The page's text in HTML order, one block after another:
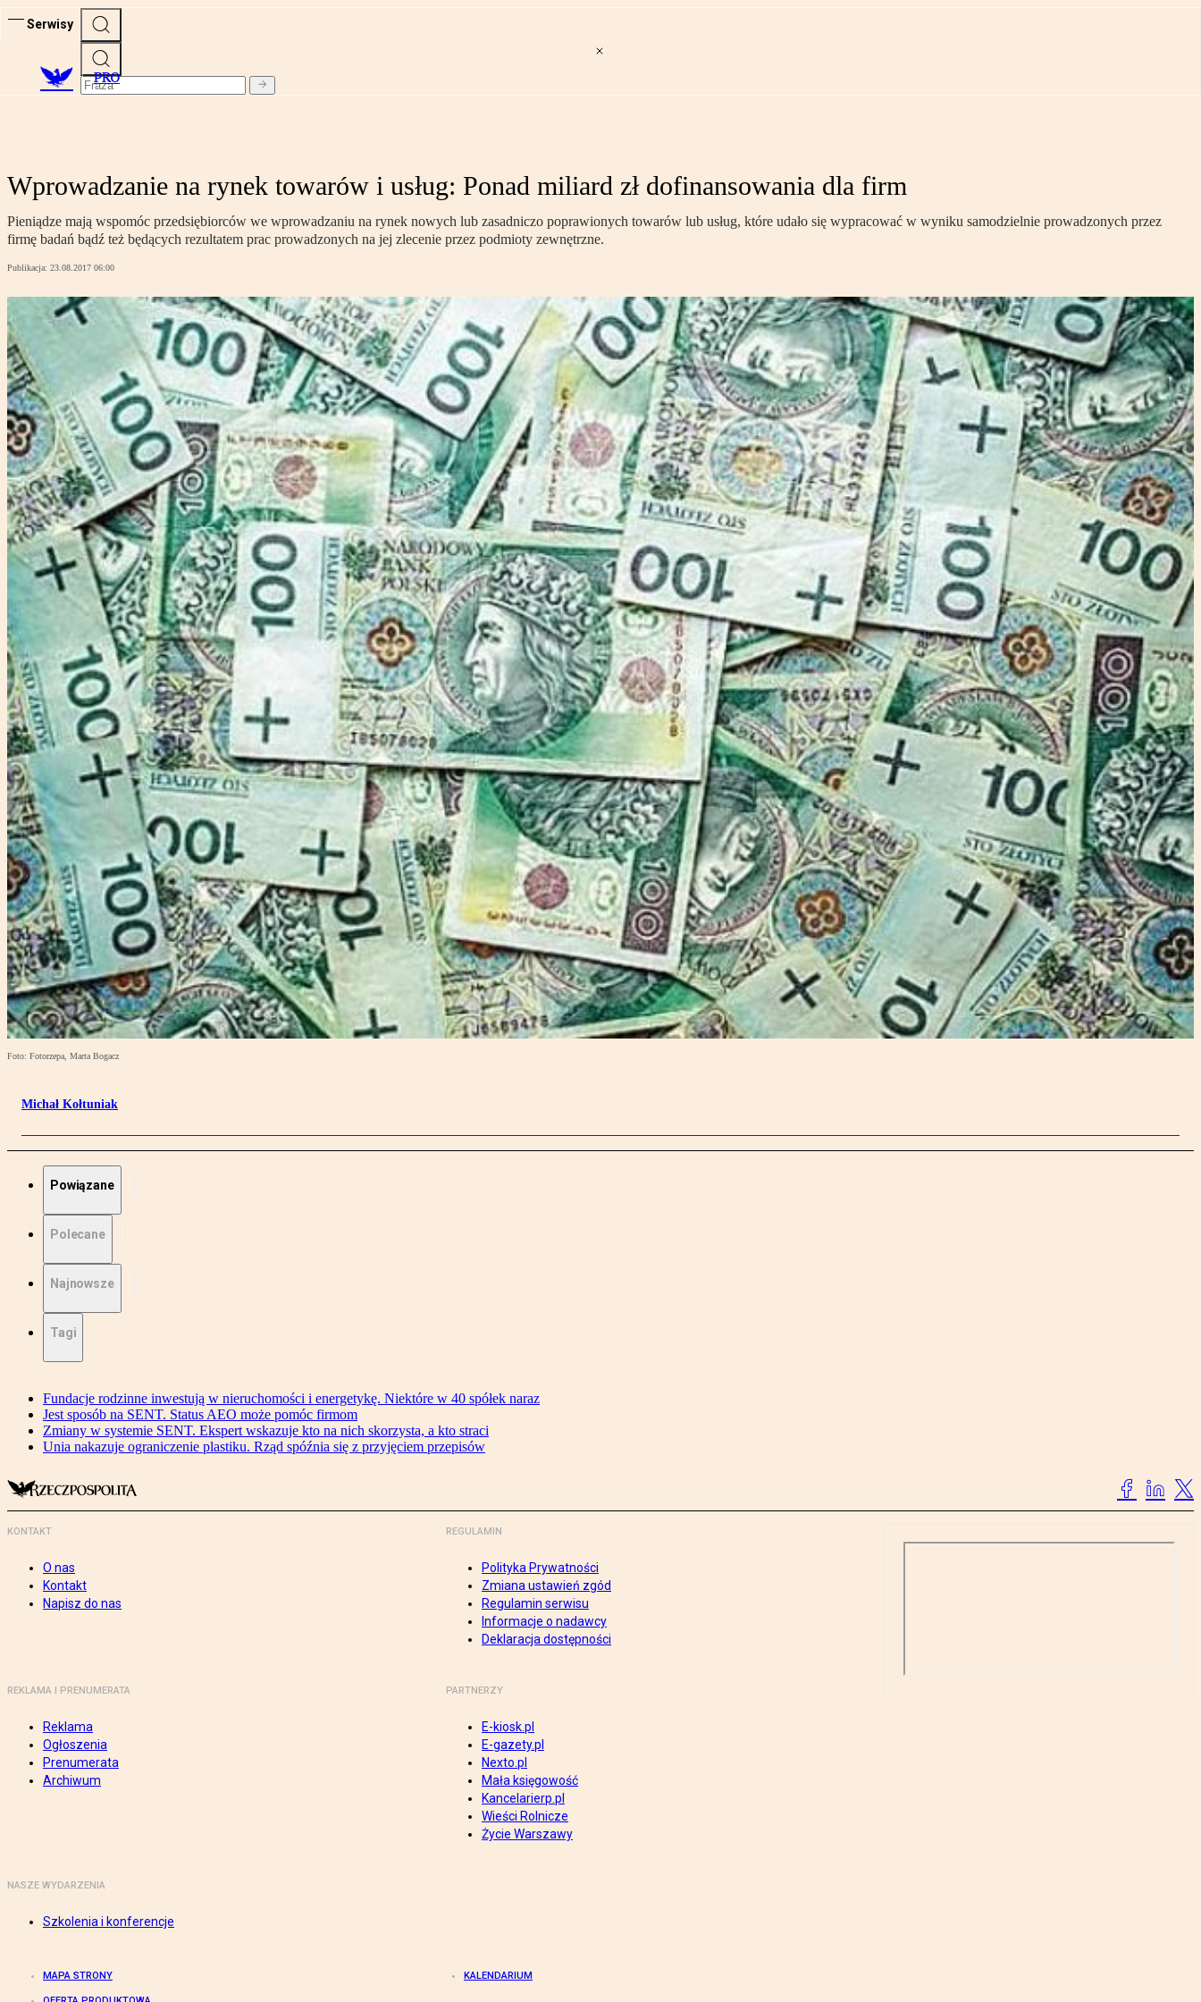
Serwisy
PRO
Wprowadzanie na rynek towarów i usług: Ponad miliard zł dofinansowania dla firm
Pieniądze mają wspomóc przedsiębiorców we wprowadzaniu na rynek nowych lub zasadniczo poprawionych towarów lub usług, które udało się wypracować w wyniku samodzielnie prowadzonych przez
firmę badań bądź też będących rezultatem prac prowadzonych na jej zlecenie przez podmioty zewnętrzne.
Publikacja: 23.08.2017 06:00
Foto: Fotorzepa, Marta Bogacz
Michał Kołtuniak
Powiązane
Polecane
Najnowsze
Tagi
Fundacje rodzinne inwestują w nieruchomości i energetykę. Niektóre w 40 spółek naraz
Jest sposób na SENT. Status AEO może pomóc firmom
Zmiany w systemie SENT. Ekspert wskazuje kto na nich skorzysta, a kto straci
Unia nakazuje ograniczenie plastiku. Rząd spóźnia się z przyjęciem przepisów
KONTAKT
O nas
Kontakt
Napisz do nas
REGULAMIN
Polityka Prywatności
Zmiana ustawień zgód
Regulamin serwisu
Informacje o nadawcy
Deklaracja dostępności
REKLAMA I PRENUMERATA
Reklama
Ogłoszenia
Prenumerata
Archiwum
PARTNERZY
E-kiosk.pl
E-gazety.pl
Nexto.pl
Mała księgowość
Kancelarierp.pl
Wieści Rolnicze
Życie Warszawy
NASZE WYDARZENIA
Szkolenia i konferencje
MAPA STRONY KALENDARIUM